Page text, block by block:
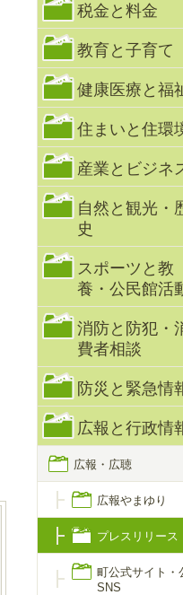
税金と料金
教育と子育て
健康医療と福
住まいと住環
産業とビジネ
自然と観光・
史
スポーツと教
養・公民館活
消防と防犯・
費者相談
防災と緊急情
広報と行政情
広報・広聴
広報やまゆり
プレスリリース
町公式サイト・
SNS